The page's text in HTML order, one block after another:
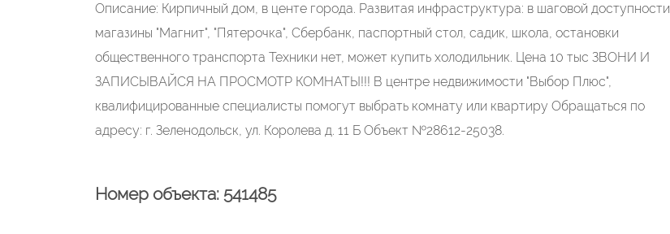
Описание: Кирпичный дом, в центе города. Развитая инфраструктура: в шаговой доступности
магазины "Магнит", "Пятерочка", Сбербанк, паспортный стол, садик, школа, остановки
общественного транспорта Техники нет, может купить холодильник. Цена 10 тыс ЗВОНИ И
ЗАПИСЫВАЙСЯ НА ПРОСМОТР КОМНАТЫ!!! В центре недвижимости "Выбор Плюс",
квалифицированные специалисты помогут выбрать комнату или квартиру Обращаться по
адресу: г. Зеленодольск, ул. Королева д. 11 Б Объект №28612-25038.
Номер объекта: 541485